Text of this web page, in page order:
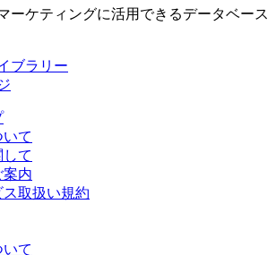
ーケティングに活用できるデータベース
て
て
案内
取扱い規約
て